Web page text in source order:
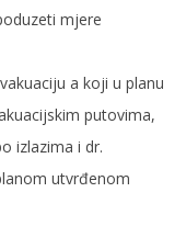
mjere
a koji u planu
putovima,
izlazima i dr.
utvrđenom